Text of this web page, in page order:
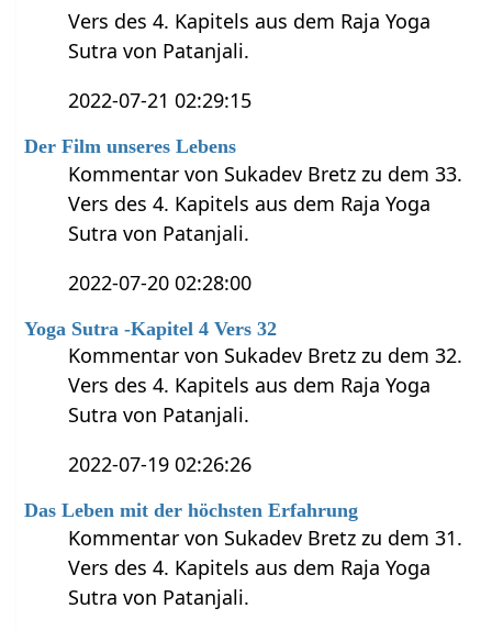
Vers des 4. Kapitels aus dem Raja Yoga
Sutra von Patanjali.
2022-07-21 02:29:15
Der Film unseres Lebens
Kommentar von Sukadev Bretz zu dem 33.
Vers des 4. Kapitels aus dem Raja Yoga
Sutra von Patanjali.
2022-07-20 02:28:00
Yoga Sutra -Kapitel 4 Vers 32
Kommentar von Sukadev Bretz zu dem 32.
Vers des 4. Kapitels aus dem Raja Yoga
Sutra von Patanjali.
2022-07-19 02:26:26
Das Leben mit der höchsten Erfahrung
Kommentar von Sukadev Bretz zu dem 31.
Vers des 4. Kapitels aus dem Raja Yoga
Sutra von Patanjali.